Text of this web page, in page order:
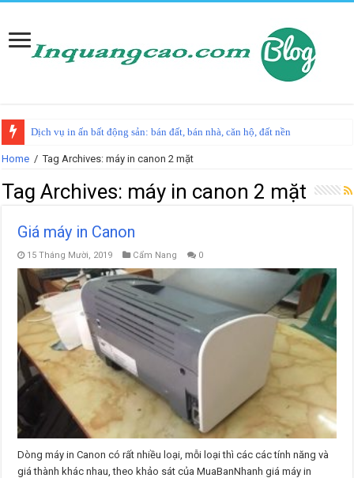
Dịch vụ in ấn bất động sản: bán đất, bán nhà, căn hộ, đất nền
Home / Tag Archives: máy in canon 2 mặt
Tag Archives: máy in canon 2 mặt
Giá máy in Canon
15 Tháng Mười, 2019 Cẩm Nang 0
Dòng máy in Canon có rất nhiều loại, mỗi loại thì các các tính năng và
giá thành khác nhau, theo khảo sát của MuaBanNhanh giá máy in